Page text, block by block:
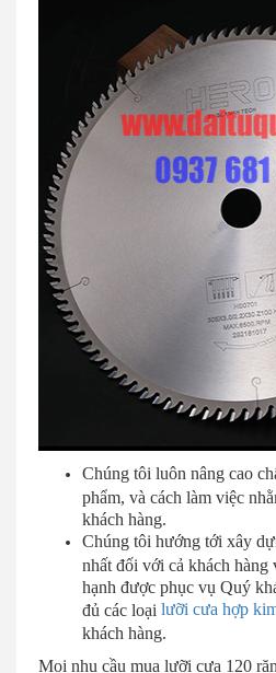
Chúng tôi luôn nâng cao
phẩm, và cách làm việc
khách hàng.
Chúng tôi hướng tới xây
nhất đối với cả khách hàng
hạnh được phục vụ Quý
đủ các loại lưỡi cưa hợp
khách hàng.
Mọi nhu cầu mua lưỡi cưa 120